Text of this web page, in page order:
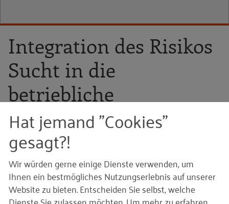
Integration des Risikos Sucht in die betriebliche
Gefährdungsbeurteilung
Integration des Risikos
Sucht in die
betriebliche
Gefährdungsbeurteilun
g
Integration des Risikos Sucht
Hat jemand "Cookies"
gesagt?!
Wir würden gerne einige Dienste verwenden, um
Ihnen ein bestmögliches Nutzungserlebnis auf unserer
Website zu bieten. Entscheiden Sie selbst, welche